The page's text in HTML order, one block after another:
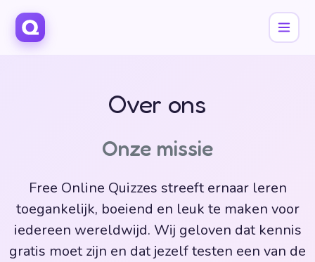
Over ons
Onze missie
Free Online Quizzes streeft ernaar leren
toegankelijk, boeiend en leuk te maken voor
iedereen wereldwijd. Wij geloven dat kennis
gratis moet zijn en dat jezelf testen een van de